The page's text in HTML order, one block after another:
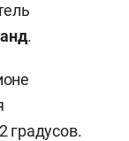
.
градусов.